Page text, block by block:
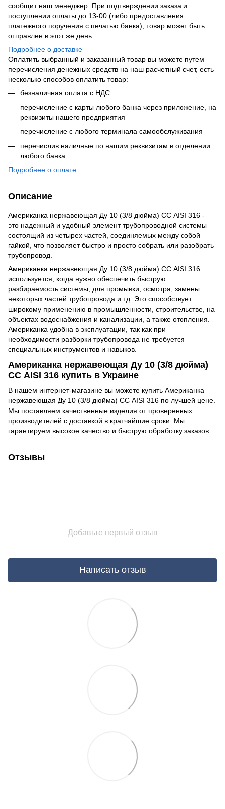
сообщит наш менеджер. При подтверждении заказа и
поступлении оплаты до 13-00 (либо предоставления
платежного поручения с печатью банка), товар может быть
отправлен в этот же день.
Подробнее о доставке
Оплатить выбранный и заказанный товар вы можете путем
перечисления денежных средств на наш расчетный счет, есть
несколько способов оплатить товар:
безналичная оплата с НДС
перечисление с карты любого банка через приложение, на
реквизиты нашего предприятия
перечисление с любого терминала самообслуживания
перечислив наличные по нашим реквизитам в отделении
любого банка
Подробнее о оплате
Описание
Американка нержавеющая Ду 10 (3/8 дюйма) СС AISI 316 -
это надежный и удобный элемент трубопроводной системы
состоящий из четырех частей, соединяемых между собой
гайкой, что позволяет быстро и просто собрать или разобрать
трубопровод.
Американка нержавеющая Ду 10 (3/8 дюйма) СС AISI 316
используется, когда нужно обеспечить быструю
разбираемость системы, для промывки, осмотра, замены
некоторых частей трубопровода и тд. Это способствует
широкому применению в промышленности, строительстве, на
объектах водоснабжения и канализации, а также отопления.
Американка удобна в эксплуатации, так как при
необходимости разборки трубопровода не требуется
специальных инструментов и навыков.
Американка нержавеющая Ду 10 (3/8 дюйма)
СС AISI 316 купить в Украине
В нашем интернет-магазине вы можете купить Американка
нержавеющая Ду 10 (3/8 дюйма) СС AISI 316 по лучшей цене.
Мы поставляем качественные изделия от проверенных
производителей с доставкой в кратчайшие сроки. Мы
гарантируем высокое качество и быструю обработку заказов.
Отзывы
Добавьте первый отзыв
Написать отзыв